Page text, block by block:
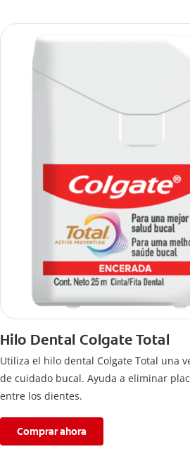
Hilo Dental Colgate Total
Utiliza el hilo dental Colgate Total una
de cuidado bucal. Ayuda a eliminar
entre los dientes.
Comprar ahora